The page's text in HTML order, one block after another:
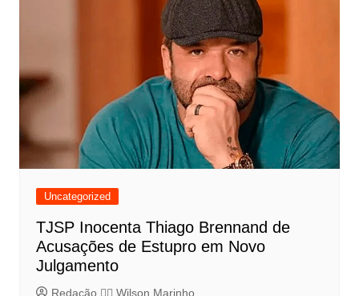
Uncategorized
TJSP Inocenta Thiago Brennand de
Acusações de Estupro em Novo
Julgamento
Redação 👨‍⚖️​ Wilson Marinho